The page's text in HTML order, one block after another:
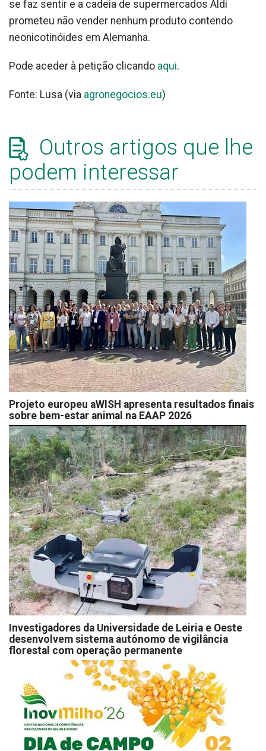
se faz sentir e a cadeia de supermercados Aldi
prometeu não vender nenhum produto contendo
neonicotinóides em Alemanha.
Pode aceder à petição clicando aqui.
Fonte: Lusa (via agronegocios.eu)
Outros artigos que lhe
podem interessar
Projeto europeu aWISH apresenta resultados finais
sobre bem-estar animal na EAAP 2026
Investigadores da Universidade de Leiria e Oeste
desenvolvem sistema autónomo de vigilância
florestal com operação permanente